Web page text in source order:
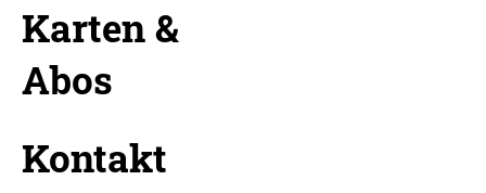
Karten &
Abos
Kontakt